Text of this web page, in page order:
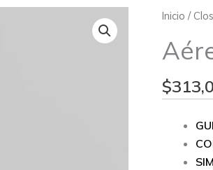
Inicio /
$
Aéreo
Alto
Gris